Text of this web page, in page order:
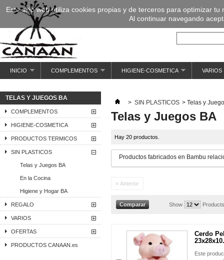
INICIO COMPLEMENTOS HIGIENE-COSMETICA VARIOS
TELAS Y JUEGOS BA
COMPLEMENTOS
HIGIENE-COSMETICA
PRODUCTOS TERMICOS
SIN PLASTICOS
Telas y Juegos BA
En la Cocina
Higiene y Hogar BA
REGALO
VARIOS
OFERTAS
PRODUCTOS CANAAN.es
> SIN PLASTICOS > Telas y
Telas y Juegos BA
Hay 20 productos.
Productos fabricados en Bambu
« Anterior
Show
Cerdo
Este
Este sitio web utiliza cookies propias y de terceros para optimizar
Al continuar navegando